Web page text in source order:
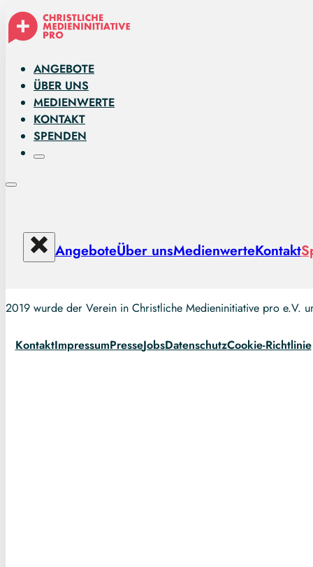
ANGEBOTE
ÜBER UNS
MEDIENWERTE
KONTAKT
SPENDEN
AngeboteÜber unsMedienwerteKontakt
2019 wurde der Verein in Christliche Medieninitiative pro e.V.
KontaktImpressumPresseJobsDatenschutzCookie-Richtlinie